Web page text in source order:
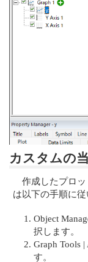
カスタムの
作成したプロ
は以下の手順に従
Object
択します。
Graph Tools
す。